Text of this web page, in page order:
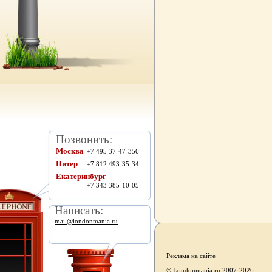
Позвонить:
Москва +7 495 37-47-356
Питер +7 812 493-35-34
Екатеринбург
+7 343 385-10-05
Написать:
mail@londonmania.ru
Реклама на сайте
© Londonmania.ru 2007-2026